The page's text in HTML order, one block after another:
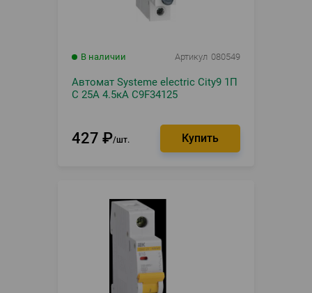
В наличии Артикул 080549
Автомат Systeme electric City9 1П
C 25А 4.5кА C9F34125
427 ₽ шт.